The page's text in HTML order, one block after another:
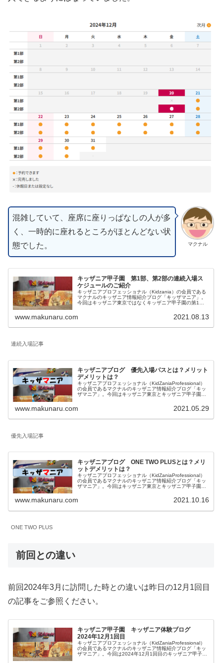
マクナル
混雑していて、座席に座りっぱなしの人が多
く、一時的に座れるところがほとんどない状
態でした。
キッザニア甲子園 第1部、第2部の連続入場ス
ケジュールのご紹介
キッザニアプロフェッショナル（Kidzania）の会員である
マクナルのキッザニア情報紹介ブログ「キッザマニア」。
今回はキッザニア東京ではなくキッザニア甲子園の第1
www.makunaru.com 2021.08.13
連続入場記事
キッザニアブログ 優先入場パスとは？メリット
デメリットは？
キッザニアプロフェッショナル（KidZaniaProfessional）
の会員であるマクナルのキッザニア情報紹介ブログ「キッ
ザマニア」。今回はキッザニア東京とキッザニア甲子園の
ス」について内容とメリットデメリットを私見を含めてご
紹介します。
www.makunaru.com 2021.05.29
優先入場記事
キッザニアブログ ONE TWO PLUSとは？メリ
ットデメリットは？
キッザニアプロフェッショナル（KidZaniaProfessional）
の会員であるマクナルのキッザニア情報紹介ブログ「キッ
ザマニア」。今回はキッザニア東京とキッザニア甲子園の
とメリットデメリットを私見を含めてご紹介します。
www.makunaru.com 2021.10.16
ONE TWO PLUS
前回との違い
前回2024年3月に訪問した時との違いは昨日の12月1回目
の記事をご参照ください。
キッザニア甲子園 キッザニア体験ブログ
2024年12月1回目
キッザニアプロフェッショナル（KidZaniaProfessional）
の会員であるマクナルのキッザニア情報紹介ブログ「キッ
ザマニア」。今回は2024年12月1回目のキッザニア甲子園